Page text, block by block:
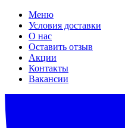
Меню
Условия доставки
О нас
Оставить отзыв
Акции
Контакты
Вакансии